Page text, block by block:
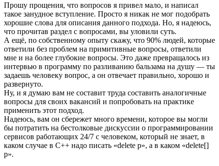
Прошу прощения, что вопросов я привел мало, и написал
такое занудное вступление. Просто я никак не мог подобрать
хорошие слова для описания данного подхода. Но, я надеюсь,
что прочитав раздел с вопросами, вы уловили суть.
А ещё, по собственному опыту скажу, что 90% людей, которые
ответили без проблем на примитивные вопросы, ответили
мне и на более глубокие вопросы. Это даже превращалось из
интервью в программу по разливанию бальзама на душу — ты
задаешь человеку вопрос, а он отвечает правильно, хорошо и
развернуто.
Ну, и я думаю вам не составит труда составить аналогичные
вопросы для своих вакансий и попробовать на практике
применить этот подход.
Надеюсь, вам он сбережет много времени, которое вы могли
бы потратить на бестолковые дискуссии о программировании
сервисов работающих 24/7 с человеком, который не знает, в
каком случае в C++ надо писать «delete p», а в каком «delete[]
p».